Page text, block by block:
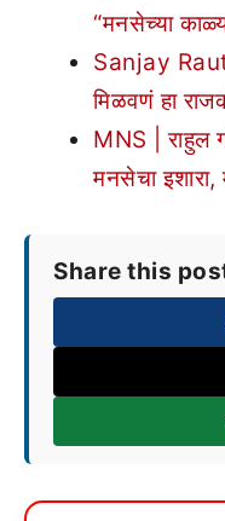
“मनसेच्या
Sanjay Raut
मिळवणं हा
MNS | राहुल
मनसेचा इशारा,
Share this